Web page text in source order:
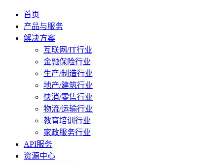
首页
产品与服务
解决方案
互联网/IT行业
金融保险行业
生产/制造行业
地产/建筑行业
快消/零售行业
物流/运输行业
教育培训行业
家政服务行业
API服务
资源中心